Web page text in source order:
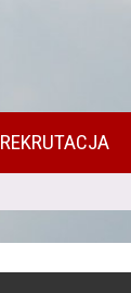
REKRUTACJA